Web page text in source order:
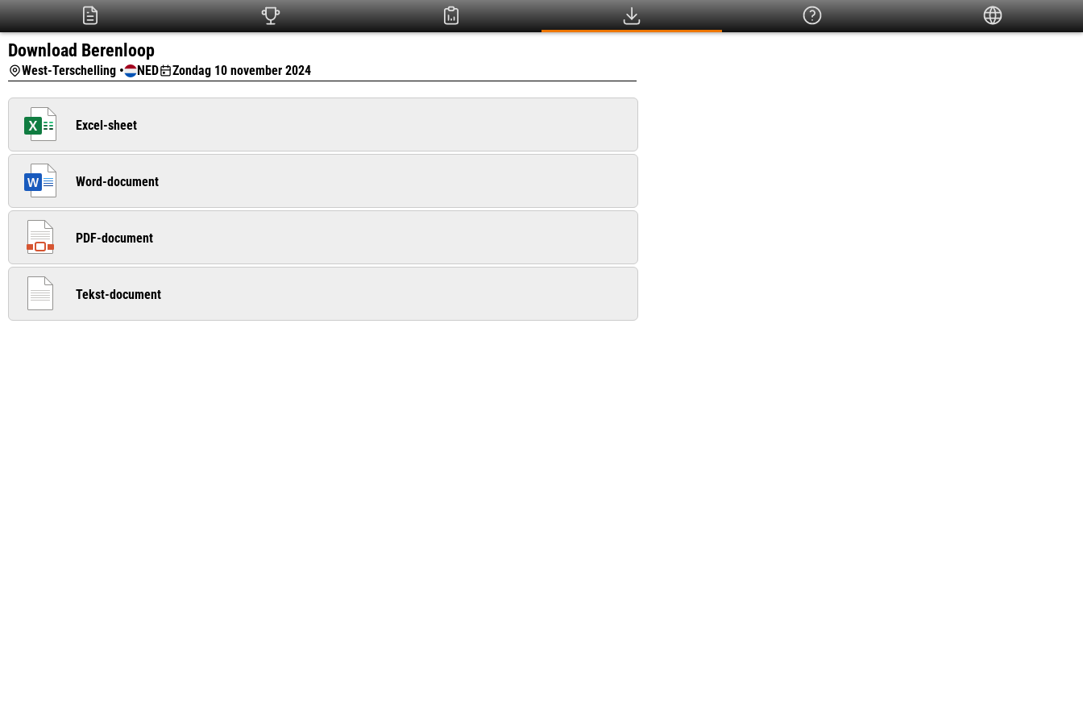
Download Berenloop
West-Terschelling • NED Zondag 10 november 2024
Excel-sheet
Word-document
PDF-document
Tekst-document